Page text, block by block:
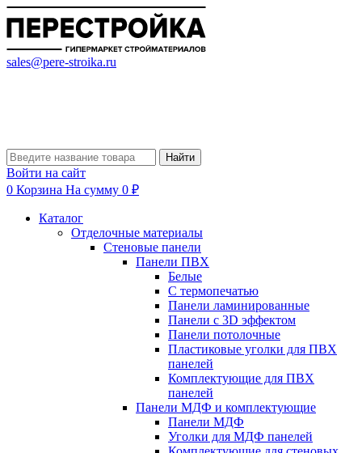
sales@pere-stroika.ru
Найти
Войти на сайт
0 Корзина На сумму 0 ₽
Каталог
Отделочные материалы
Стеновые панели
Панели ПВХ
Белые
С термопечатью
Панели ламинированные
Панели с 3D эффектом
Панели потолочные
Пластиковые уголки для ПВХ
панелей
Комплектующие для ПВХ
панелей
Панели МДФ и комплектующие
Панели МДФ
Уголки для МДФ панелей